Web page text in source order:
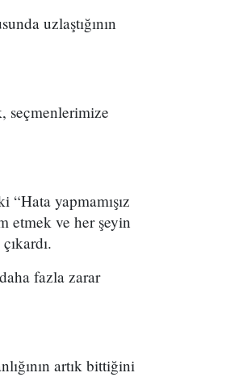
uzlaştığının
seçmenlerimize
“Hata yapmamışız
etmek ve her şeyin
fazla zarar
artık bittiğini